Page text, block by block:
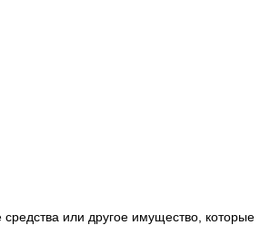
или другое имущество, которые